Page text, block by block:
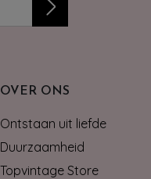
OVER ONS
Ontstaan uit liefde
Duurzaamheid
Topvintage Store